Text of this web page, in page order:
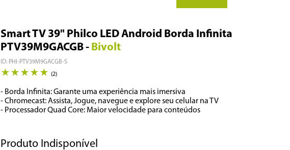
Smart TV 39" Philco LED Android Borda Infinita
PTV39M9GACGB- Bivolt
ID: PHI-PTV39M9GACGB-S
★ ★ ★ ★ ★ (2)
- Borda Infinita: Garante uma experiência mais imersiva
- Chromecast: Assista, Jogue, navegue e explore seu celular na TV
- Processador Quad Core: Maior velocidade para conteúdos
Produto Indisponível